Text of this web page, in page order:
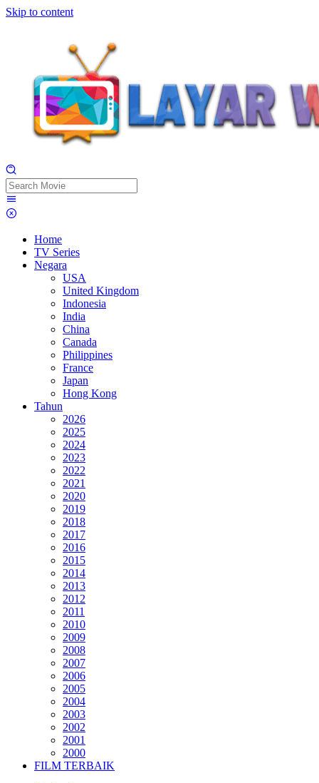
Skip to content
Home
TV Series
Negara
USA
United Kingdom
Indonesia
India
China
Canada
Philippines
France
Japan
Hong Kong
Tahun
2026
2025
2024
2023
2022
2021
2020
2019
2018
2017
2016
2015
2014
2013
2012
2011
2010
2009
2008
2007
2006
2005
2004
2003
2002
2001
2000
FILM TERBAIK